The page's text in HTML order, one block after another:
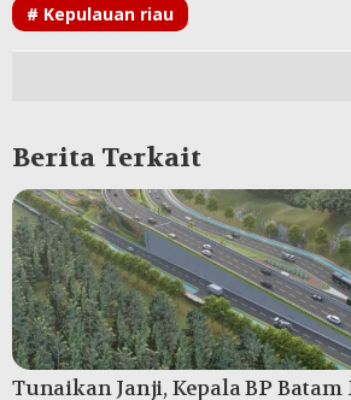
# Kepulauan riau
Berita Terkait
Tunaikan Janji, Kepala BP